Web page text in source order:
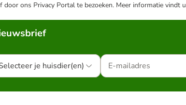
door ons Privacy Portal te bezoeken. Meer informatie vindt u
je huisdier(en)